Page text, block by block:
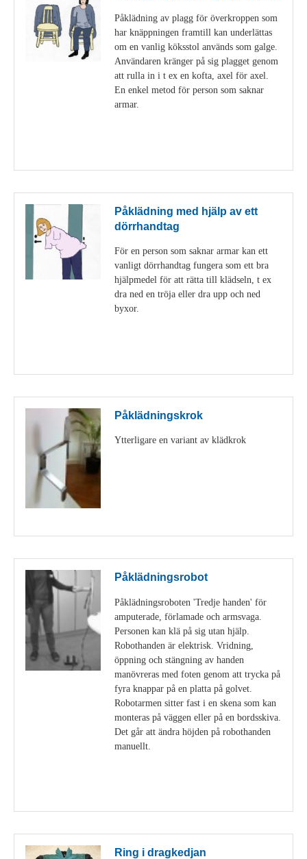
Påklädning av plagg för överkroppen som
har knäppningen framtill kan underlättas
om en vanlig köksstol används som galge.
Användaren kränger på sig plagget genom
att rulla in i t ex en kofta, axel för axel.
En enkel metod för person som saknar
armar.
Påklädning med hjälp av ett
dörrhandtag
För en person som saknar armar kan ett
vanligt dörrhandtag fungera som ett bra
hjälpmedel för att rätta till klädseln, t ex
dra ned en tröja eller dra upp och ned
byxor.
Påklädningskrok
Ytterligare en variant av klädkrok
Påklädningsrobot
Påklädningsroboten 'Tredje handen' för
amputerade, förlamade och armsvaga.
Personen kan klä på sig utan hjälp.
Robothanden är elektrisk. Vridning,
öppning och stängning av handen
manövreras med foten genom att trycka på
fyra knappar på en platta på golvet.
Robotarmen sitter fast i en skena som kan
monteras på väggen eller på en bordsskiva.
Det går att ändra höjden på robothanden
manuellt.
Ring i dragkedjan